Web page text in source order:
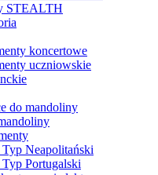
STEALTH
koncertowe
uczniowskie
do mandoliny
Neapolitański
Portugalski